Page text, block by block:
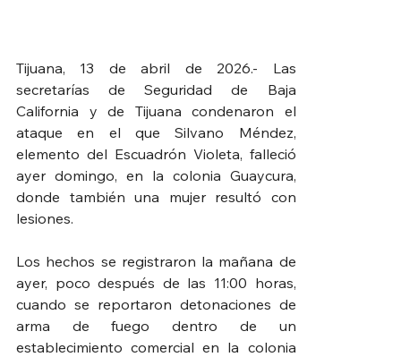
Tijuana, 13 de abril de 2026.- Las
secretarías de Seguridad de Baja
California y de Tijuana condenaron el
ataque en el que Silvano Méndez,
elemento del Escuadrón Violeta, falleció
ayer domingo, en la colonia Guaycura,
donde también una mujer resultó con
lesiones.
Los hechos se registraron la mañana de
ayer, poco después de las 11:00 horas,
cuando se reportaron detonaciones de
arma de fuego dentro de un
establecimiento comercial en la colonia